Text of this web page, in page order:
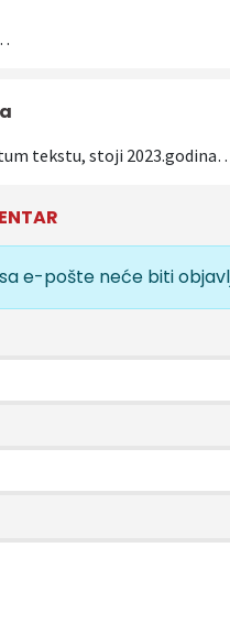
tekstu, stoji
e-pošte neće biti